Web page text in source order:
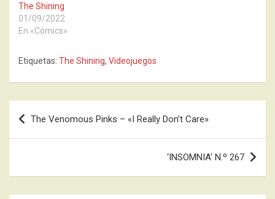
The Shining
01/09/2022
En «Cómics»
Etiquetas: The Shining, Videojuegos
Navegación
de
The Venomous Pinks – «I Really Don’t Care»
‘INSOMNIA’ N.º 267